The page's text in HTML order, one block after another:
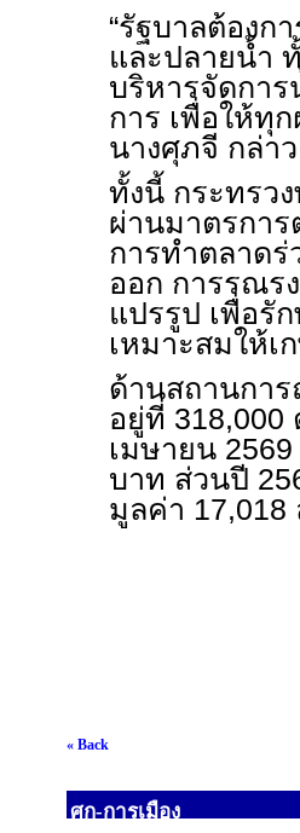
“รัฐบาลต้อง
และปลายน้ำ
บริหารจัดการ
การ เพื่อให้ทุ
นางศุภจี กล่าว
ทั้งนี้ กระทรว
ผ่านมาตรการ
การทำตลาดร่
ออก การรณร
แปรรูป เพื่อรั
เหมาะสมให้
ด้านสถานกา
อยู่ที่ 318,000
เมษายน
บาท ส่วนปี
มูลค่า 17,018
« Back
ศก-การเมือง